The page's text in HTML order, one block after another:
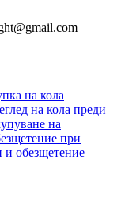
на кола
на кола преди
на
при
и обезщетение